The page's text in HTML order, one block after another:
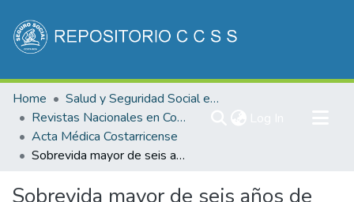
Communities & Collections
All of DSpace
Statistics
Home
Salud y Seguridad Social en Costa Rica
Revistas Nacionales en Costa Rica
Acta Médica Costarricense
Sobrevida mayor de seis años de hipernefroma con trombo tumoral a la vena cava y a la aurícula derecha
Sobrevida mayor de seis años de